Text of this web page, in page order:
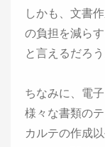
しかも、文書
の負担を減ら
と言えるだろう
ちなみに、電
様々な書類の
カルテの作成